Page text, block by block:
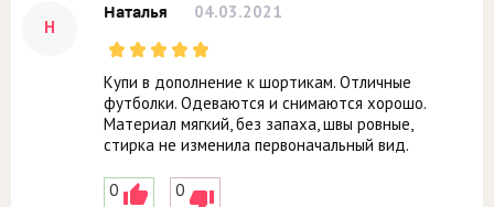
Н
Наталья 04.03.2021
Купи в дополнение к шортикам. Отличные
футболки. Одеваются и снимаются хорошо.
Материал мягкий, без запаха, швы ровные,
стирка не изменила первоначальный вид.
0 0